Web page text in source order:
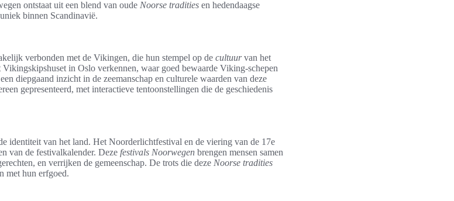
ontstaat uit een blend van oude Noorse tradities en hedendaagse
binnen Scandinavië.
verbonden met de Vikingen, die hun stempel op de cultuurvan het
in Oslo verkennen, waar goed bewaarde Viking-schepen
diepgaand inzicht in de zeemanschap en culturele waarden van deze
gepresenteerd, met interactieve tentoonstellingen die de geschiedenis
identiteit van het land. Het Noorderlichtfestival en de viering van de 17e
van de festivalkalender. Deze festivals Noorwegen brengen mensen samen
en verrijken de gemeenschap. De trots die deze Noorse tradities
met hun erfgoed.